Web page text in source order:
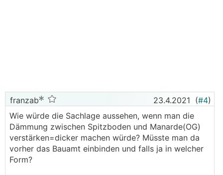
franzab 23.4.2021 (#4)
Wie würde die Sachlage aussehen, wenn man die
Dämmung zwischen Spitzboden und Manarde(OG)
verstärken=dicker machen würde? Müsste man da
vorher das Bauamt einbinden und falls ja in welcher
Form?